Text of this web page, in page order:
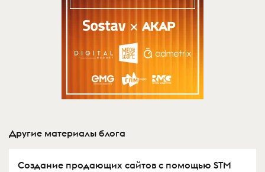
Другие материалы блога
Создание продающих сайтов с помощью STM